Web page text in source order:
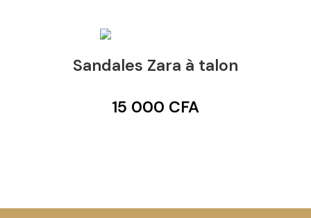
Sandales Zara à talon
15 000 CFA